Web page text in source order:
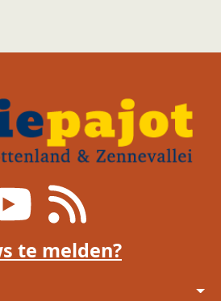
te melden?